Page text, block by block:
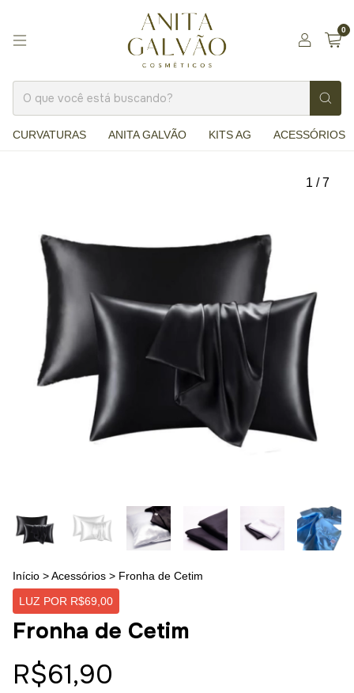
0
CURVATURAS ANITA GALVÃO KITS AG ACESSÓRIOS
1 /7
Início >Acessórios > Fronha de Cetim
LUZ POR R$69,00
Fronha de Cetim
R$61,90